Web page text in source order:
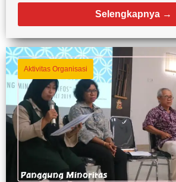
Selengkapnya →
Aktivitas Organisasi